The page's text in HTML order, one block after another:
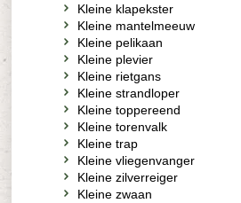
Kleine klapekster
Kleine mantelmeeuw
Kleine pelikaan
Kleine plevier
Kleine rietgans
Kleine strandloper
Kleine toppereend
Kleine torenvalk
Kleine trap
Kleine vliegenvanger
Kleine zilverreiger
Kleine zwaan